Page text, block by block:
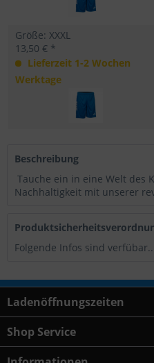
Größe: XXXL
13,50 € *
Lieferzeit 1-2 Wochen
Werktage
Beschreibung
Tauche ein in eine Welt des
Nachhaltigkeit mit unserer
Folgende Infos sind
Ladenöffnungszeiten
Shop Service